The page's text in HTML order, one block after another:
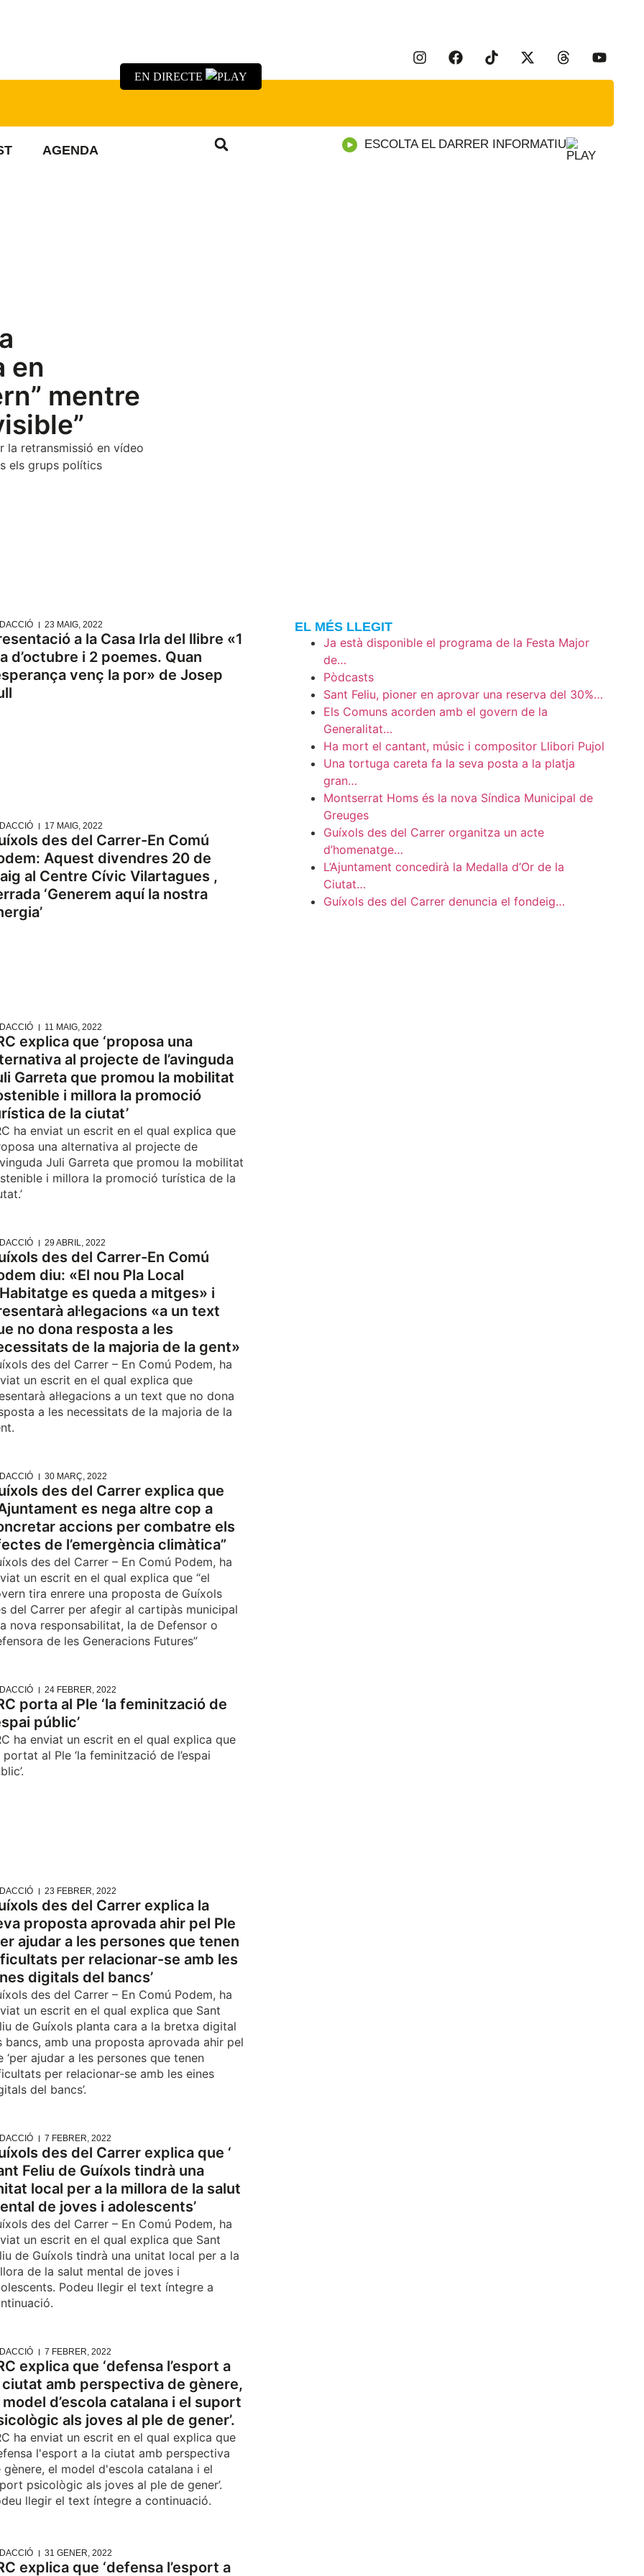
EN DIRECTE
AGENDA ESCOLTA EL DARRER INFORMATIU
en
mentre
la retransmissió en vídeo
els grups polítics
23 MAIG, 2022
a la Casa Irla del llibre «1
d’octubre i 2 poemes. Quan
venç la por» de Josep
17 MAIG, 2022
des del Carrer-En Comú
Aquest divendres 20 de
al Centre Cívic Vilartagues ,
‘Generem aquí la nostra
11 MAIG, 2022
explica que ‘proposa una
al projecte de l’avinguda
Garreta que promou la mobilitat
i millora la promoció
de la ciutat’
ha enviat un escrit en el qual explica que
una alternativa al projecte de
Juli Garreta que promou la mobilitat
i millora la promoció turística de la
29 ABRIL, 2022
des del Carrer-En Comú
diu: «El nou Pla Local
es queda a mitges» i
al·legacions «a un text
no dona resposta a les
de la majoria de la gent»
des del Carrer – En Comú Podem, ha
un escrit en el qual explica que
al·legacions a un text que no dona
a les necessitats de la majoria de la
30 MARÇ, 2022
des del Carrer explica que
es nega altre cop a
accions per combatre els
de l’emergència climàtica”
des del Carrer – En Comú Podem, ha
un escrit en el qual explica que “el
tira enrere una proposta de Guíxols
del Carrer per afegir al cartipàs municipal
nova responsabilitat, la de Defensor o
de les Generacions Futures”
24 FEBRER, 2022
porta al Ple ‘la feminització de
públic’
ha enviat un escrit en el qual explica que
portat al Ple ‘la feminització de l’espai
23 FEBRER, 2022
des del Carrer explica la
proposta aprovada ahir pel Ple
ajudar a les persones que tenen
per relacionar-se amb les
digitals del bancs’
des del Carrer – En Comú Podem, ha
un escrit en el qual explica que Sant
de Guíxols planta cara a la bretxa digital
bancs, amb una proposta aprovada ahir pel
‘per ajudar a les persones que tenen
per relacionar-se amb les eines
del bancs’.
7 FEBRER, 2022
des del Carrer explica que ‘
Feliu de Guíxols tindrà una
local per a la millora de la salut
de joves i adolescents’
des del Carrer – En Comú Podem, ha
un escrit en el qual explica que Sant
de Guíxols tindrà una unitat local per a la
de la salut mental de joves i
Podeu llegir el text íntegre a
7 FEBRER, 2022
explica que ‘defensa l’esport a
ciutat amb perspectiva de gènere,
d’escola catalana i el suport
als joves al ple de gener’.
ha enviat un escrit en el qual explica que
l'esport a la ciutat amb perspectiva
gènere, el model d'escola catalana i el
psicològic als joves al ple de gener’.
llegir el text íntegre a continuació.
31 GENER, 2022
explica que ‘defensa l’esport a
EL MÉS LLEGIT
Ja està disponible el programa de la Festa Major
de…
Pòdcasts
Sant Feliu, pioner en aprovar una reserva del 30%…
Els Comuns acorden amb el govern de la
Generalitat…
Ha mort el cantant, músic i compositor Llibori Pujol
Una tortuga careta fa la seva posta a la platja
gran…
Montserrat Homs és la nova Síndica Municipal de
Greuges
Guíxols des del Carrer organitza un acte
d’homenatge…
L’Ajuntament concedirà la Medalla d’Or de la
Ciutat…
Guíxols des del Carrer denuncia el fondeig…